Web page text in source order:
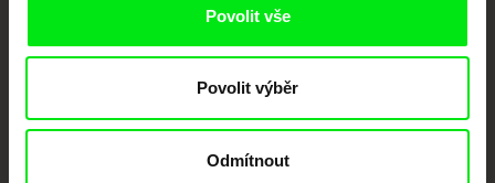
Povolit vše
Povolit výběr
OdmítnoutMillennium Docs